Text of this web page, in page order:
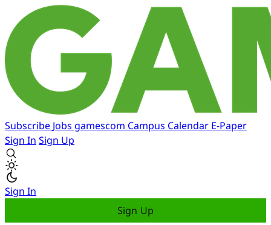
Subscribe Jobs gamescom Campus Calendar E-Paper
Sign In Sign Up
Sign In
Sign Up